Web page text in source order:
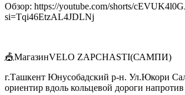
Обзор: https://youtube.com/shorts/
si=Tqi46EtzAL4JDLNj
🎪МагазинVELO ZAPCHASTI(САМПИ)
г.Ташкент Юнусобадский р-н. Ул.Юкори
ориентир вдоль кольцевой дороги